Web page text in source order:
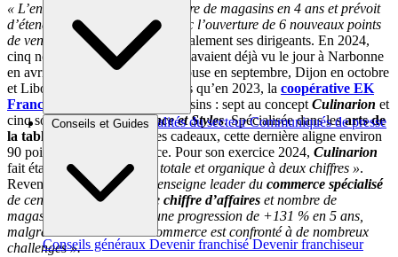
Brèves et actus Actualités du secteur Communiqués de presse
Conseils et Guides
Conseils généraux Devenir franchisé Devenir franchiseur
« L’enseigne a doublé son nombre de magasins en 4 ans et prévoit
d’étendre encore son réseau avec l’ouverture de 6 nouveaux points
de vente en 2025 »
, indiquent également ses dirigeants. En 2024,
cinq nouvelles unités adhérentes avaient déjà vu le jour à Narbonne
en avril, Bayonne en mai, Mulhouse en septembre, Dijon en octobre
et Libourne en novembre. Tandis qu’en 2023, la coopérative EK
France
avait ouvert douze magasins : sept au concept Culinarion et
cinq sous enseigneAmbiance et Styles. Spécialisée dans lesarts de
la table
et les cadeaux, cette dernière aligne environ
90 points de vente en France. Pour son exercice 2024, Culinarion
fait état d’
« une croissance totale et organique à deux chiffres ».
Revendiquant le statut d’
« enseigne leader du commerce spécialisé
de centre-ville en termes de chiffre d’affaires et nombre de
magasins
« une progression de +131 % en 5 ans,
malgré un contexte où le commerce est confronté à de nombreux
challenges ».